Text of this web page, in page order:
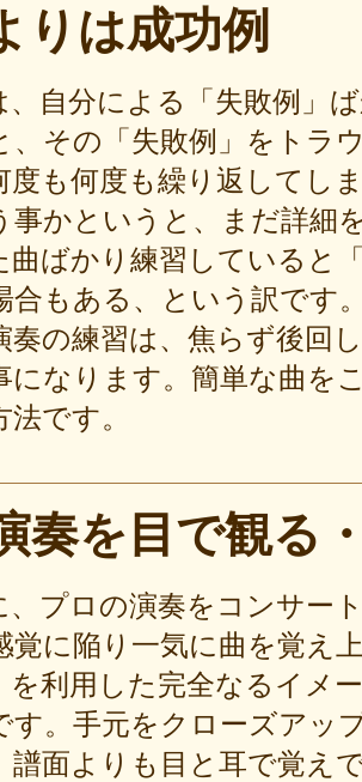
りは成功例
、自分による「失敗例」
、その「失敗例」をトラ
度も何度も繰り返してし
事かというと、まだ詳細
曲ばかり練習していると
合もある、という訳です
奏の練習は、焦らず後回
になります。簡単な曲を
です。
奏を目で観る
、プロの演奏をコンサー
覚に陥り一気に曲を覚え
を利用した完全なるイメ
す。手元をクローズアッ
譜面よりも目と耳で覚え